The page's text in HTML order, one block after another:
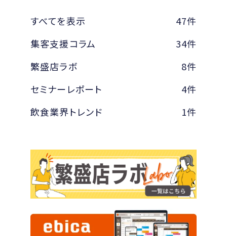
すべてを表示
47件
集客支援コラム
34件
繁盛店ラボ
8件
セミナーレポート
4件
飲食業界トレンド
1件